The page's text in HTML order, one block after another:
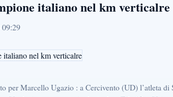
italiano nel km verticalre
per Marcello Ugazio : a Cercivento (UD) l’atleta